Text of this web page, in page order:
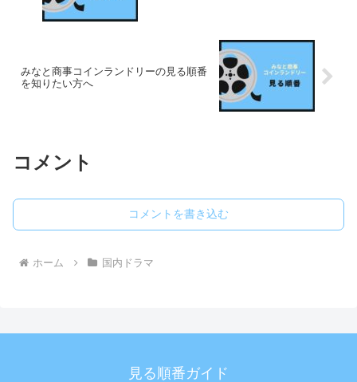
みなと商事コインランドリーの見る順番
を知りたい方へ
コメント
コメントを書き込む
ホーム 国内ドラマ
見る順番ガイド